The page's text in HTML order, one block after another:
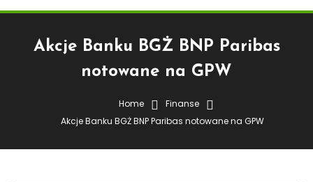
Akcje Banku BGŻ BNP Paribas
notowane na GPW
Home
Finanse
Akcje Banku BGŻ BNP Paribas notowane na GPW
18 maja 2015
Akcje Banku BGŻ BNP Paribas